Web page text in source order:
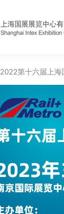
2022第十六届上海